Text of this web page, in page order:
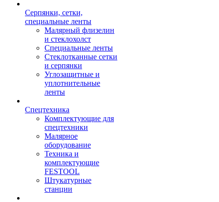
Серпянки, сетки,
специальные ленты
Малярный флизелин
и стеклохолст
Специальные ленты
Стеклотканные сетки
и серпянки
Углозащитные и
уплотнительные
ленты
Спецтехника
Комплектующие для
спецтехники
Малярное
оборудование
Техника и
комплектующие
FESTOOL
Штукатурные
станции